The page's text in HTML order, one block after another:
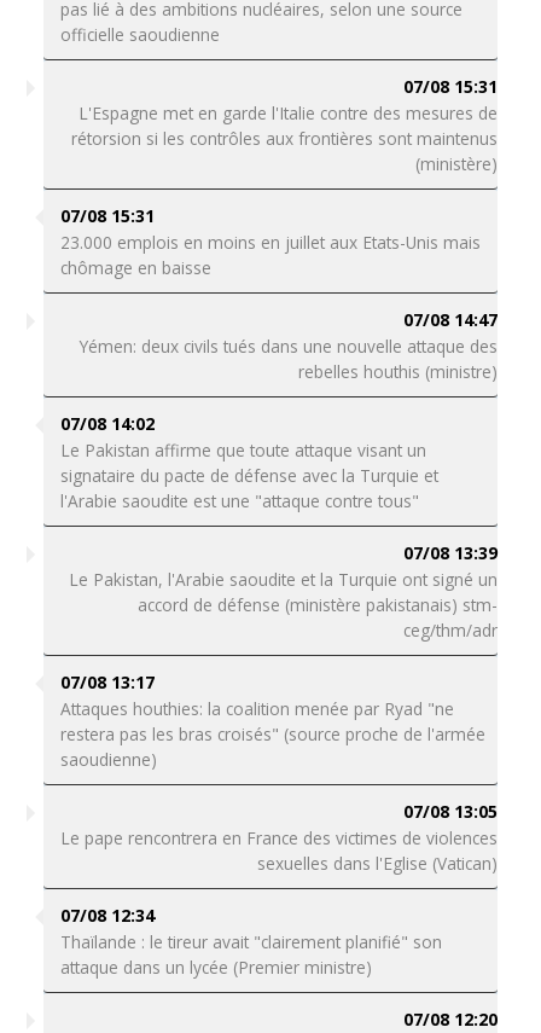
pas lié à des ambitions nucléaires, selon une source
officielle saoudienne
07/08 15:31
L'Espagne met en garde l'Italie contre des mesures de
rétorsion si les contrôles aux frontières sont maintenus
(ministère)
07/08 15:31
23.000 emplois en moins en juillet aux Etats-Unis mais
chômage en baisse
07/08 14:47
Yémen: deux civils tués dans une nouvelle attaque des
rebelles houthis (ministre)
07/08 14:02
Le Pakistan affirme que toute attaque visant un
signataire du pacte de défense avec la Turquie et
l'Arabie saoudite est une "attaque contre tous"
07/08 13:39
Le Pakistan, l'Arabie saoudite et la Turquie ont signé un
accord de défense (ministère pakistanais) stm-
ceg/thm/adr
07/08 13:17
Attaques houthies: la coalition menée par Ryad "ne
restera pas les bras croisés" (source proche de l'armée
saoudienne)
07/08 13:05
Le pape rencontrera en France des victimes de violences
sexuelles dans l'Eglise (Vatican)
07/08 12:34
Thaïlande : le tireur avait "clairement planifié" son
attaque dans un lycée (Premier ministre)
07/08 12:20